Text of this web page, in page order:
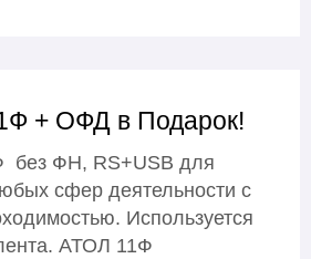
+ ОФД в Подарок!
без ФН, RS+USB для
сфер деятельности с
Используется
АТОЛ 11Ф